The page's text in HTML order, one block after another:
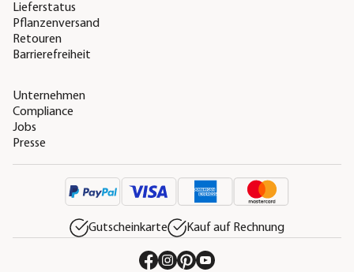
Lieferstatus
Pflanzenversand
Retouren
Barrierefreiheit
Unternehmen
Compliance
Jobs
Presse
Gutscheinkarte Kauf auf Rechnung